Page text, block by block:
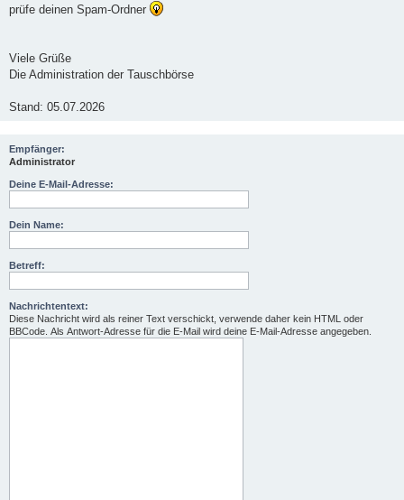
prüfe deinen Spam-Ordner
Viele Grüße
Die Administration der Tauschbörse
Stand: 05.07.2026
Empfänger:
Administrator
Deine E-Mail-Adresse:
Dein Name:
Betreff:
Nachrichtentext:
Diese Nachricht wird als reiner Text verschickt, verwende daher kein HTML oder
BBCode. Als Antwort-Adresse für die E-Mail wird deine E-Mail-Adresse angegeben.